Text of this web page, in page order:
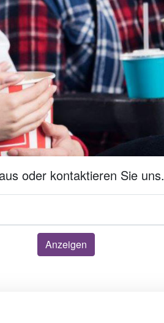
oder kontaktieren Sie uns.
Anzeigen